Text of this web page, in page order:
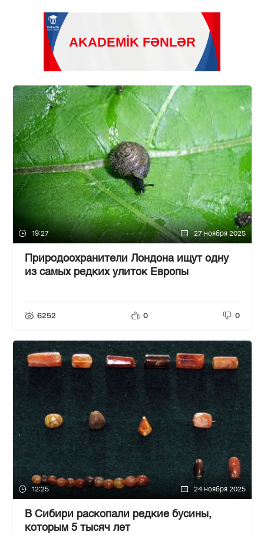
19:27 27 ноября 2025
Природоохранители Лондона ищут одну
из самых редких улиток Европы
6252 0 0
12:25 24 ноября 2025
В Сибири раскопали редкие бусины,
которым 5 тысяч лет